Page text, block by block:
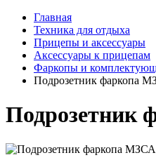
Главная
Техника для отдыха
Прицепы и аксессуары
Аксессуары к прицепам
Фаркопы и
Подрозетник фаркопа
Подрозетник